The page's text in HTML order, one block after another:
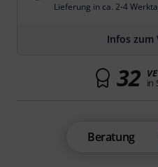
Lieferung in ca. 2-4
Infos zum
32 in
Beratung